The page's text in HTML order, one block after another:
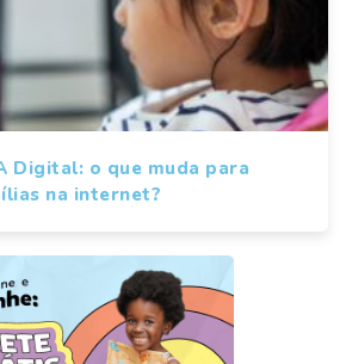
Digital: o que muda para
na internet?